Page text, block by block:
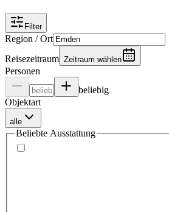
Filter
Region / Ort
Reisezeitraum Zeitraum wählen
Personen
beliebig
Objektart
alle
Beliebte Ausstattung